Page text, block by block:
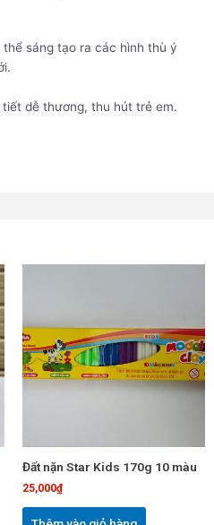
sáng tạo ra các hình thù ý
dễ thương, thu hút trẻ em.
Đất nặn Star Kids 170g 10 màu
25,000₫